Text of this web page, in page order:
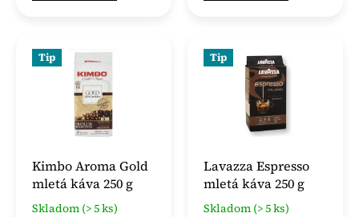
Tip
Kimbo Aroma Gold
mletá káva 250 g
Skladom (> 5 ks)
Tip
Lavazza Espresso
mletá káva 250 g
Skladom (> 5 ks)